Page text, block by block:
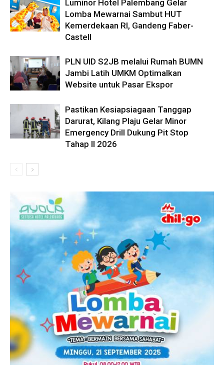
Luminor Hotel Palembang Gelar
Lomba Mewarnai Sambut HUT
Kemerdekaan RI, Gandeng Faber-
Castell
PLN UID S2JB melalui Rumah BUMN
Jambi Latih UMKM Optimalkan
Website untuk Pasar Ekspor
Pastikan Kesiapsiagaan Tanggap
Darurat, Kilang Plaju Gelar Minor
Emergency Drill Dukung Pit Stop
Tahap II 2026